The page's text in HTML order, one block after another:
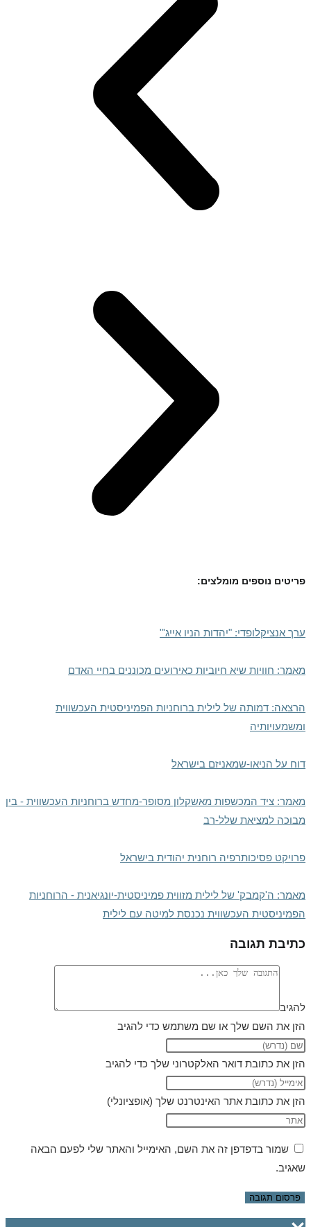
פריטים נוספים מומלצים:
ערך אנציקלופדי: "יהדות הניו אייג'"
מאמר: חוויות שיא חיוביות כאירועים מכוננים בחיי האדם
הרצאה: דמותה של לילית ברוחניות הפמיניסטית העכשווית
ומשמעויותיה
דוח על הניאו-שמאניזם בישראל
מאמר: ציד המכשפות מאשקלון מסופר-מחדש ברוחניות העכשווית - בין
מבוכה למציאת שלל-רב
פרויקט פסיכותרפיה רוחנית יהודית בישראל
מאמר: ה'קמבק' של לילית מזווית פמיניסטית-יונגיאנית - הרוחניות
הפמיניסטית העכשווית נכנסת למיטה עם לילית
כתיבת תגובה
להגיב
הזן את השם שלך או שם משתמש כדי להגיב
הזן את כתובת דואר האלקטרוני שלך כדי להגיב
הזן את כתובת אתר האינטרנט שלך (אופציונלי)
שמור בדפדפן זה את השם, האימייל והאתר שלי לפעם הבאה
שאגיב.